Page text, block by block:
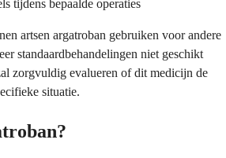
tijdens bepaalde operaties
artsen argatroban gebruiken voor andere
standaardbehandelingen niet geschikt
zorgvuldig evalueren of dit medicijn de
situatie.